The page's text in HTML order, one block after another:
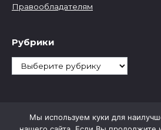
Правообладателям
Рубрики
Рубрики
Мы используем куки для